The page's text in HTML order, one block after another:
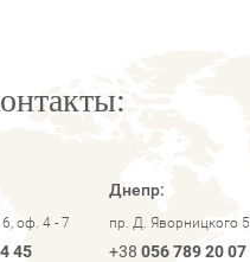
оф. 4 - 7
45
Днепр:
пр. Д. Яворницкого 5
+38 056 789 20 07